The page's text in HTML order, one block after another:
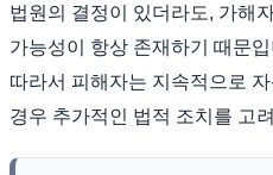
법원의 결정이 있더라도, 가해
가능성이 항상 존재하기 때문
따라서 피해자는 지속적으로
경우 추가적인 법적 조치를 고